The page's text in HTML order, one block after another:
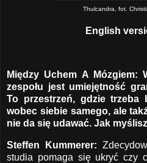
Thulcandra, fot.
English
Między Uchem A Mózgiem:
zespołu jest umiejętność
To przestrzeń, gdzie
wobec siebie samego, ale
nie da się udawać. Jak
Steffen Kummerer:
studia pomaga się ukryć czy